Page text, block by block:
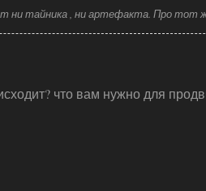
ни тайника , ни артефакта. Про тот
что вам нужно для